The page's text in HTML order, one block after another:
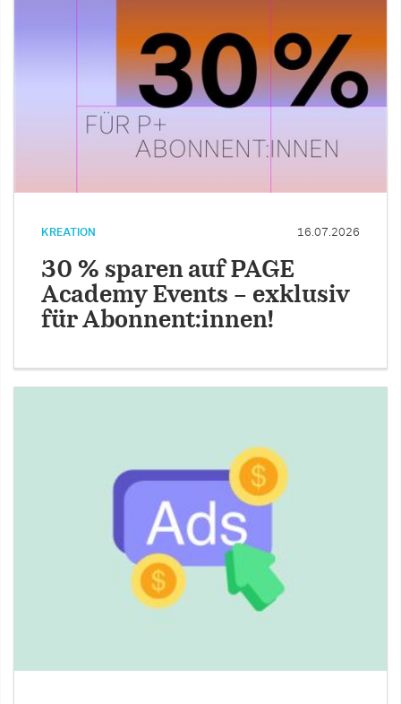
KREATION 16.07.2026
30 % sparen auf PAGE
Academy Events – exklusiv
für Abonnent:innen!